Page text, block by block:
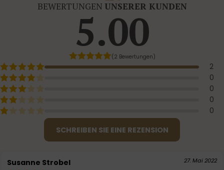
BEWERTUNGEN UNSERER KUNDEN
5.00
(2 Bewertungen)
2
0
0
0
0
SCHREIBEN SIE EINE REZENSION
Susanne Strobel 27. Mai 2022